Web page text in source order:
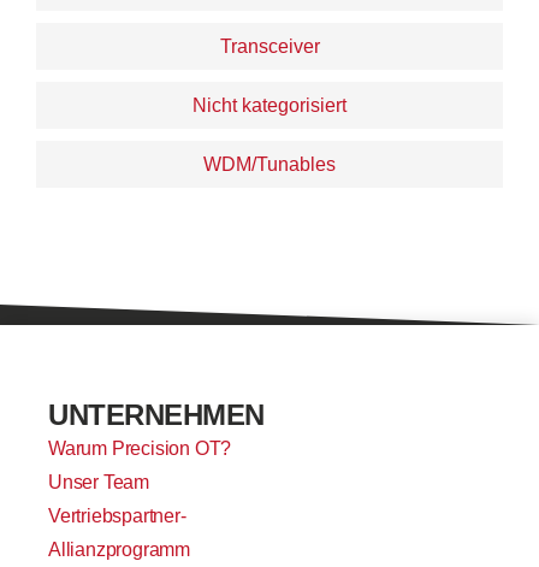
Transceiver
Nicht kategorisiert
WDM/Tunables
UNTERNEHMEN
Warum Precision OT?
Unser Team
Vertriebspartner-
Allianzprogramm